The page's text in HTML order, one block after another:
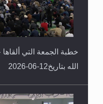
خطبة الجمعة التي
الله بتاريخ12-06-2026